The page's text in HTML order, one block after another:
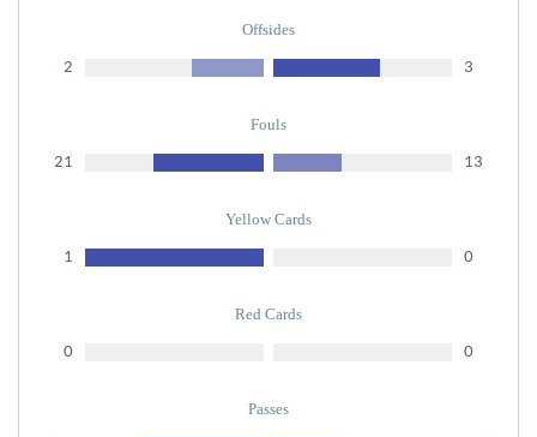
Offsides
2 3
Fouls
21 13
Yellow Cards
1 0
Red Cards
0 0
Passes